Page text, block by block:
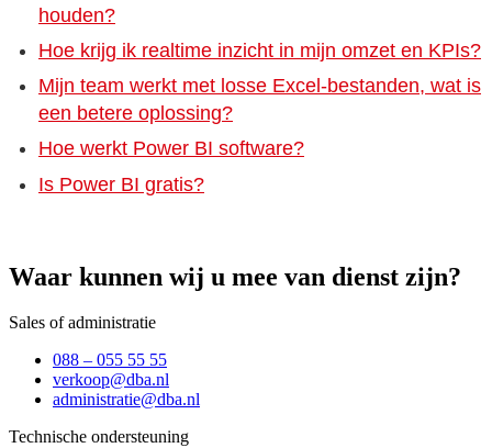
houden?
Hoe krijg ik realtime inzicht in mijn omzet en KPIs?
Mijn team werkt met losse Excel-bestanden, wat is
een betere oplossing?
Hoe werkt Power BI software?
Is Power BI gratis?
Waar kunnen wij u mee van dienst zijn?
Sales of administratie
088 – 055 55 55
verkoop@dba.nl
administratie@dba.nl
Technische ondersteuning